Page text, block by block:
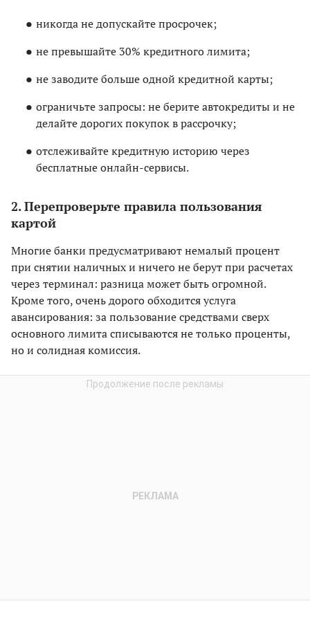
никогда не допускайте просрочек;
не превышайте 30% кредитного лимита;
не заводите больше одной кредитной карты;
ограничьте запросы: не берите автокредиты и не
делайте дорогих покупок в рассрочку;
отслеживайте кредитную историю через
бесплатные онлайн-сервисы.
2. Перепроверьте правила пользования
картой
Многие банки предусматривают немалый процент
при снятии наличных и ничего не берут при расчетах
через терминал: разница может быть огромной.
Кроме того, очень дорого обходится услуга
авансирования: за пользование средствами сверх
основного лимита списываются не только проценты,
но и солидная комиссия.